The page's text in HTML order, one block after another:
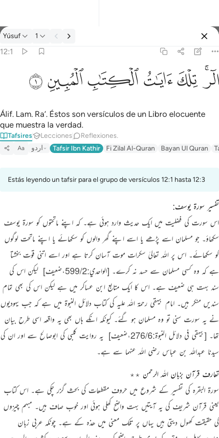
Tafsir: Yúsuf 12:1
Yúsuf 1
12:1
الر تلك ايات الكتاب المبين ١
الٓر ۚ تِلْكَ ءَايَـٰتُ ٱلْكِتَـٰبِ ٱلْمُبِينِ ١
ﲒﲓﲔﲕﲖﲗﲘ
Álif. Lam. Ra’. Éstos son versículos de un Libro elocuente
que muestra la verdad.
Tafsires Lecciones Reflexiones.
Aa اردو Tafsir Ibn Kathir Fi Zilal Al-Quran Bayan Ul Quran
Estás leyendo un tafsir para el grupo de versículos 12:1 hasta 12:3
تفسیر سورۃ یوسف:
اس سورت کی فضلیت میں ایک حدیث وارد ہوئی ہے۔ کہ اپنے ماتحتوں کو سورۃ یوسف
سکھاؤ۔ جو مسلمان اسے پڑھے یا اسے اپنے گھر والوں کو سکھائے یا اپنے ماتحت لوگوں
کو سکھائے۔ اس پر اللہ تعالیٰ سکرات موت آسان کرتا ہے اور اسے اتنی قوت بخشتا
ہے کہ وہ کسی مسلمان سے حسد نہ کرے۔ [الواحدي:599/2،ضعیف]
‏ لیکن اس کی
سند بہت ہی ضعیف ہے۔ اس کا ایک متابع ابن عساکر میں ہے لیکن اس کی بھی تمام
سندیں منکر ہیں۔ امام بیہقی رحمۃ اللہ علیہ کی کتاب دلائل النبوۃ میں ہے کہ جب یہودیوں
نے یہ سورت سنی تو وہ مسلمان ہو گئے۔ کیونکہ انکے ہاں بھی یہ واقعہ اسی طرح بیان
تھا۔ [بيهقي في دلائل النبوة:276/6،ضعیف]
‏ یہ روایت کلبی کی ابوصالح سے اور ان کی
سیدنا عبداللہ بن عباس رضی اللہ عنہما سے ہے۔
تعارف قرآن بزبان اللہ الرحمن ٭٭
سورۃ البقرہ کی تفسیر کے شروع میں حروف مقطعات کی بحث گزر چکی ہے۔ اس کتاب
یعنی قرآن شریف کی یہ آیتیں بہت واضح کھلی ہوئی اور خوب صاف ہیں۔ مبہم چیزوں
کی حقیقت کھول دیتی ہیں یہاں پر تلک معنی میں ھذہ کے ہے۔ چونکہ عربی زبان